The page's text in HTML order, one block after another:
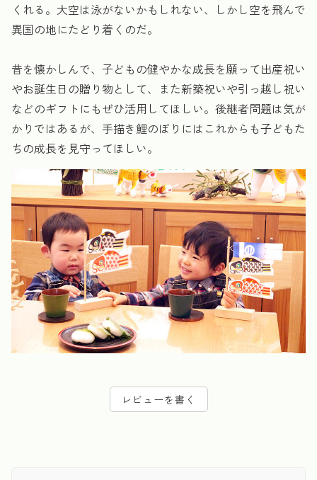
くれる。大空は泳がないかもしれない、しかし空を飛んで
異国の地にたどり着くのだ。
昔を懐かしんで、子どもの健やかな成長を願って出産祝い
やお誕生日の贈り物として、また新築祝いや引っ越し祝い
などのギフトにもぜひ活用してほしい。後継者問題は気が
かりではあるが、手描き鯉のぼりにはこれからも子どもた
ちの成長を見守ってほしい。
レビューを書く